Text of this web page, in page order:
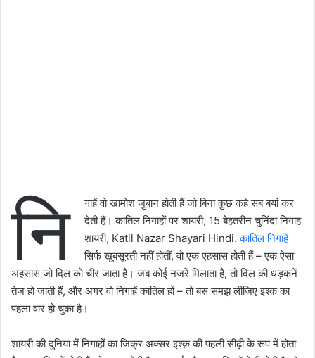
नि
गाहें वो खामोश जुबान होती हैं जो बिना कुछ कहे सब बयां कर
देती हैं। कातिल निगाहों पर शायरी, 15 बेहतरीन चुनिंदा निगाह
शायरी, Katil Nazar Shayari Hindi.कातिल निगाहें
सिर्फ खूबसूरती नहीं होतीं, वो एक एहसास होती हैं – एक ऐसा
अहसास जो दिल को चीर जाता है। जब कोई नजरें मिलाता है, तो दिल की धड़कनें
तेज़ हो जाती हैं, और अगर वो निगाहें कातिल हों – तो बस समझ लीजिए इश्क़ का
पहला वार हो चुका है।
शायरी की दुनिया में निगाहों का जिक्र अक्सर इश्क़ की पहली सीढ़ी के रूप में होता